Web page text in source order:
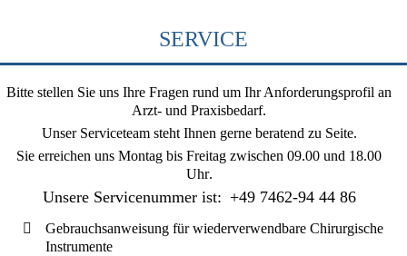
SERVICE
Bitte stellen Sie uns Ihre Fragen rund um Ihr Anforderungsprofil an
Arzt- und Praxisbedarf.
Unser Serviceteam steht Ihnen gerne beratend zu Seite.
Sie erreichen uns Montag bis Freitag zwischen 09.00 und 18.00
Uhr.
Unsere Servicenummer ist: +49 7462-94 44 86
Gebrauchsanweisung für wiederverwendbare Chirurgische
Instrumente